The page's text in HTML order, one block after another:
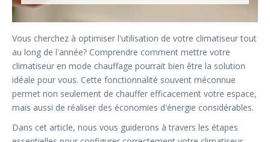
Vous cherchez à optimiser l'utilisation de votre climatiseur tout
au long de l'année? Comprendre comment mettre votre
climatiseur en mode chauffage pourrait bien être la solution
idéale pour vous. Cette fonctionnalité souvent méconnue
permet non seulement de chauffer efficacement votre espace,
mais aussi de réaliser des économies d'énergie considérables.
Dans cet article, nous vous guiderons à travers les étapes